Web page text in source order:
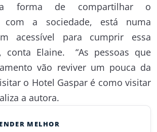
forma de compartilhar o
com a sociedade, está numa
acessível para cumprir essa
conta Elaine. “As pessoas que
vão reviver um pouca da
o Hotel Gaspar é como visitar
a autora.
MELHOR